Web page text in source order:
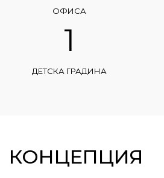
ОФИСА
1
ДЕТСКА ГРАДИНА
КОНЦЕПЦИЯ